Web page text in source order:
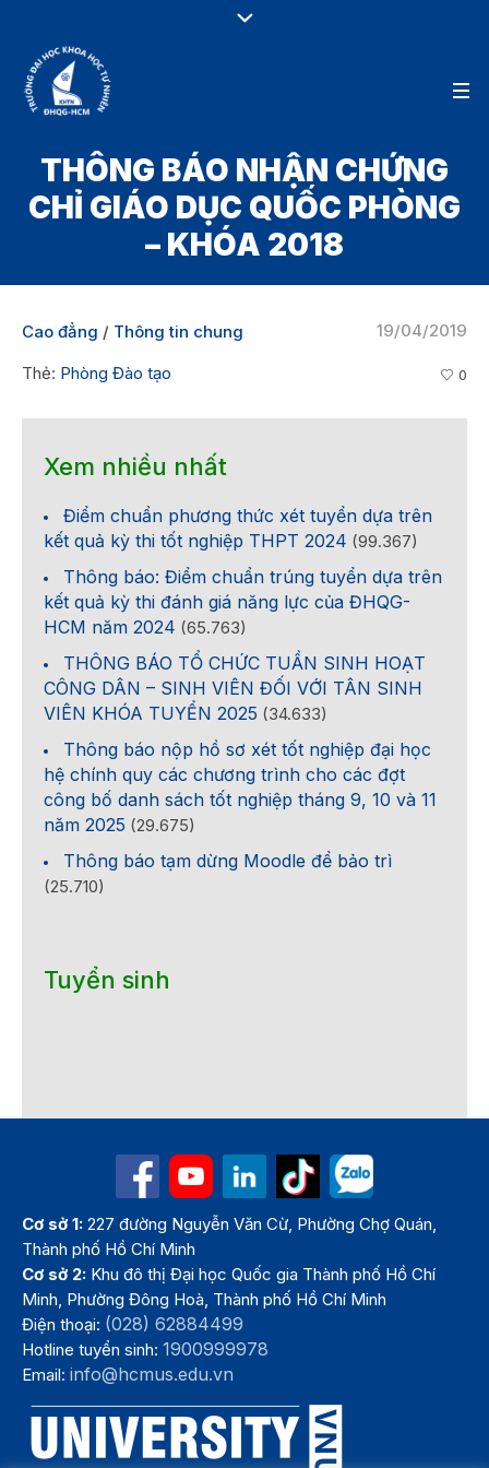
THÔNG BÁO NHẬN CHỨNG
CHỈ GIÁO DỤC QUỐC PHÒNG
– KHÓA 2018
19/04/2019
Cao đẳng / Thông tin chung
Thẻ: Phòng Đào tạo 0
Xem nhiều nhất
Điểm chuẩn phương thức xét tuyển dựa trên
kết quả kỳ thi tốt nghiệp THPT 2024 (99.367)
Thông báo: Điểm chuẩn trúng tuyển dựa trên
kết quả kỳ thi đánh giá năng lực của ĐHQG-
HCM năm 2024 (65.763)
THÔNG BÁO TỔ CHỨC TUẦN SINH HOẠT
CÔNG DÂN – SINH VIÊN ĐỐI VỚI TÂN SINH
VIÊN KHÓA TUYỂN 2025 (34.633)
Thông báo nộp hồ sơ xét tốt nghiệp đại học
hệ chính quy các chương trình cho các đợt
công bố danh sách tốt nghiệp tháng 9, 10 và 11
năm 2025 (29.675)
Thông báo tạm dừng Moodle để bảo trì
(25.710)
Tuyển sinh
Cơ sở 1: 227 đường Nguyễn Văn Cừ, Phường Chợ Quán,
Thành phố Hồ Chí Minh
Cơ sở 2: Khu đô thị Đại học Quốc gia Thành phố Hồ Chí
Minh, Phường Đông Hoà, Thành phố Hồ Chí Minh
Điện thoại: (028) 62884499
Hotline tuyển sinh:1900999978
Email:info@hcmus.edu.vn